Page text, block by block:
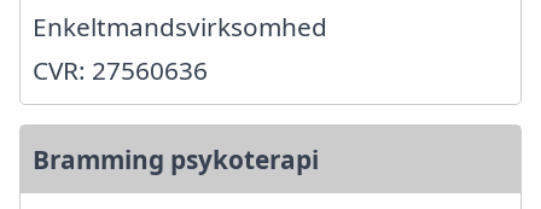
Enkeltmandsvirksomhed
CVR: 27560636
Bramming psykoterapi